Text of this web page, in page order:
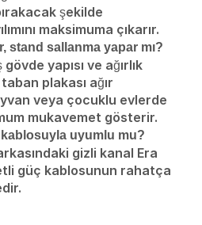
şekilde
maksimuma çıkarır.
stand sallanma yapar mı?
yapısı ve ağırlık
plakası ağır
veya çocuklu evlerde
mukavemet gösterir.
uyumlu mu?
gizli kanal Era
güç kablosunun rahatça